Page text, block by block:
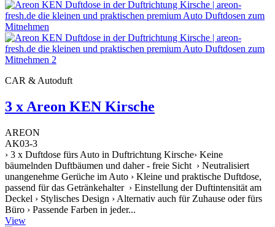
CAR & Autoduft
3 x Areon KEN Kirsche
AREON
AK03-3
› 3 x Duftdose fürs Auto in Duftrichtung Kirsche› Keine
bäumelnden Duftbäumen und daher - freie Sicht › Neutralisiert
unangenehme Gerüche im Auto › Kleine und praktische Duftdose,
passend für das Getränkehalter › Einstellung der Duftintensität am
Deckel › Stylisches Design › Alternativ auch für Zuhause oder fürs
Büro › Passende Farben in jeder...
View